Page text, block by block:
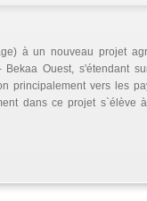
à un nouveau projet
Ouest, s'étendant
principalement vers les
dans ce projet s`élève